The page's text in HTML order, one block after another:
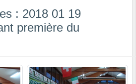
: 2018 01 19
première du